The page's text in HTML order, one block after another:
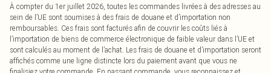
À compter du 1er juillet 2026, toutes les commandes livrées à des adresses au
sein de l’UE sont soumises à des frais de douane et d’importation non
remboursables. Ces frais sont facturés afin de couvrir les coûts liés à
l’importation de biens de commerce électronique de faible valeur dans l’UE et
sont calculés au moment de l’achat. Les frais de douane et d’importation seront
affichés comme une ligne distincte lors du paiement avant que vous ne